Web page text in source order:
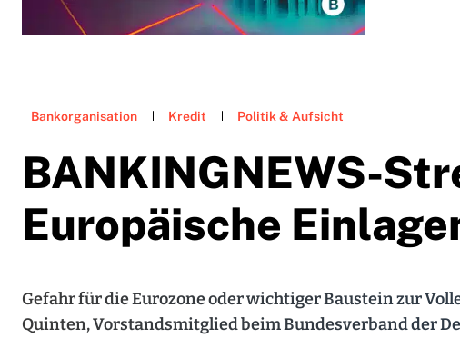
Bankorganisation Kredit Politik & Aufsicht
BANKINGNEWS-
Europäische
Gefahr für die Eurozone oder wichtiger Baustein zur
Quinten, Vorstandsmitglied beim Bundesverband der